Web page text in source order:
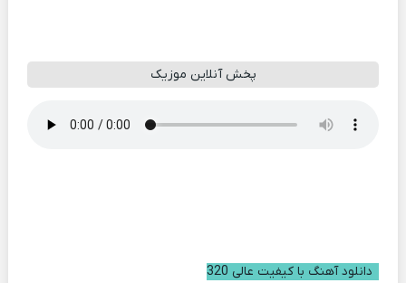
پخش آنلاین موزیک
دانلود آهنگ با کیفیت عالی 320